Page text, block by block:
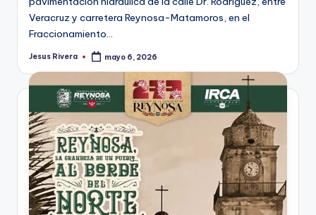
Veracruz y carretera Reynosa-Matamoros, en el
Fraccionamiento…
Publicado
Jesus Rivera mayo 6, 2026